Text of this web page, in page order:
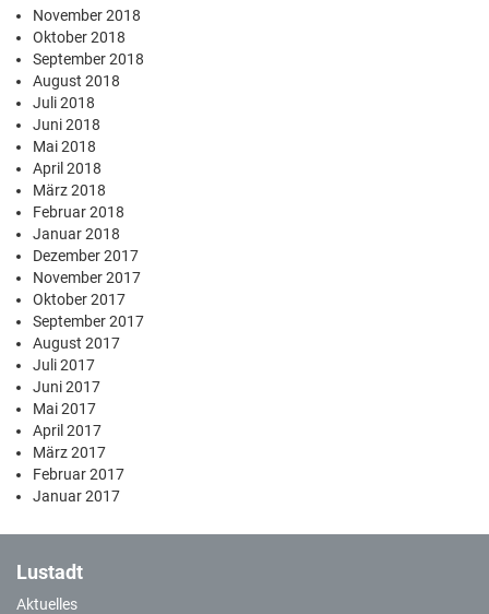
November 2018
Oktober 2018
September 2018
August 2018
Juli 2018
Juni 2018
Mai 2018
April 2018
März 2018
Februar 2018
Januar 2018
Dezember 2017
November 2017
Oktober 2017
September 2017
August 2017
Juli 2017
Juni 2017
Mai 2017
April 2017
März 2017
Februar 2017
Januar 2017
Lustadt
Aktuelles